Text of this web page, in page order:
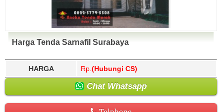
Harga Tenda Sarnafil Surabaya
HARGA Rp. (Hubungi CS)
Chat Whatsapp